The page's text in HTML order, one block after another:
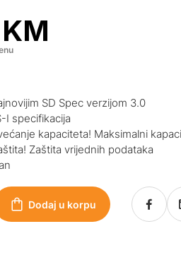
KM
SD Spec verzijom 3.0
I specifikacija
kapaciteta! Maksimalni
Zaštita vrijednih podataka
Dodaj u korpu